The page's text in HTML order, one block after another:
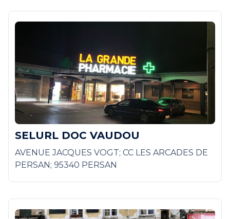
SELURL DOC VAUDOU
AVENUE JACQUES VOGT; CC LES ARCADES DE
PERSAN; 95340 PERSAN